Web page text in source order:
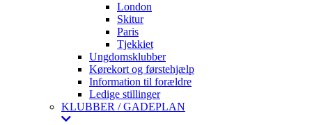
London
Skitur
Paris
Tjekkiet
Ungdomsklubber
Kørekort og førstehjælp
Information til forældre
Ledige stillinger
KLUBBER / GADEPLAN